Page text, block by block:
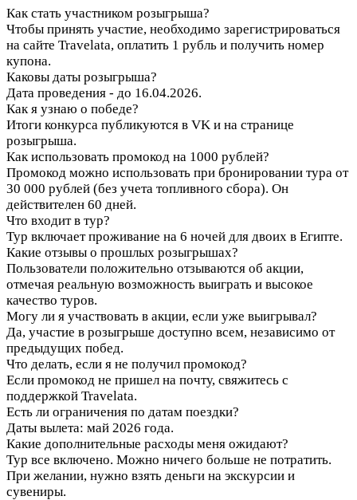
Как стать участником розыгрыша?
Чтобы принять участие, необходимо зарегистрироваться
на сайте Travelata, оплатить 1 рубль и получить номер
купона.
Каковы даты розыгрыша?
Дата проведения - до 16.04.2026.
Как я узнаю о победе?
Итоги конкурса публикуются в VK и на странице
розыгрыша.
Как использовать промокод на 1000 рублей?
Промокод можно использовать при бронировании тура от
30 000 рублей (без учета топливного сбора). Он
действителен 60 дней.
Что входит в тур?
Тур включает проживание на 6 ночей для двоих в Египте.
Какие отзывы о прошлых розыгрышах?
Пользователи положительно отзываются об акции,
отмечая реальную возможность выиграть и высокое
качество туров.
Могу ли я участвовать в акции, если уже выигрывал?
Да, участие в розыгрыше доступно всем, независимо от
предыдущих побед.
Что делать, если я не получил промокод?
Если промокод не пришел на почту, свяжитесь с
поддержкой Travelata.
Есть ли ограничения по датам поездки?
Даты вылета: май 2026 года.
Какие дополнительные расходы меня ожидают?
Тур все включено. Можно ничего больше не потратить.
При желании, нужно взять деньги на экскурсии и
сувениры.